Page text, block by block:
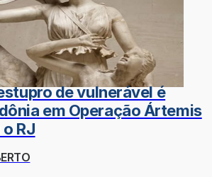
de vulnerável é
em Operação Ártemis
RJ